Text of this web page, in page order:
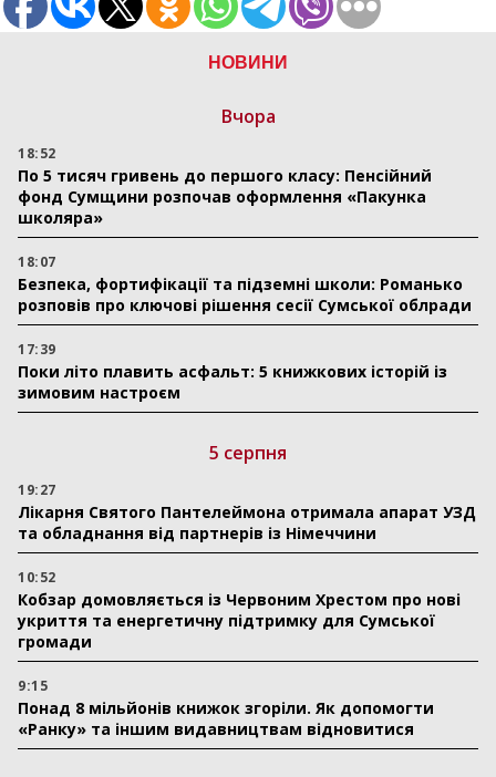
НОВИНИ
Вчора
18:52
По 5 тисяч гривень до першого класу: Пенсійний
фонд Сумщини розпочав оформлення «Пакунка
школяра»
18:07
Безпека, фортифікації та підземні школи: Романько
розповів про ключові рішення сесії Сумської облради
17:39
Поки літо плавить асфальт: 5 книжкових історій із
зимовим настроєм
5 серпня
19:27
Лікарня Святого Пантелеймона отримала апарат УЗД
та обладнання від партнерів із Німеччини
10:52
Кобзар домовляється із Червоним Хрестом про нові
укриття та енергетичну підтримку для Сумської
громади
9:15
Понад 8 мільйонів книжок згоріли. Як допомогти
«Ранку» та іншим видавництвам відновитися